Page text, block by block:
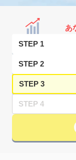
あ
STEP 1
STEP 2
STEP 3
STEP 4